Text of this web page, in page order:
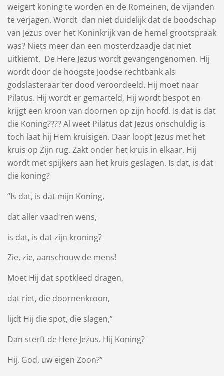
weigert koning te worden en de Romeinen, de vijanden
te verjagen. Wordt dan niet duidelijk dat de boodschap
van Jezus over het Koninkrijk van de hemel grootspraak
was? Niets meer dan een mosterdzaadje dat niet
uitkiemt. De Here Jezus wordt gevangengenomen. Hij
wordt door de hoogste Joodse rechtbank als
godslasteraar ter dood veroordeeld. Hij moet naar
Pilatus. Hij wordt er gemarteld, Hij wordt bespot en
krijgt een kroon van doornen op zijn hoofd. Is dat is dat
die Koning???? Al weet Pilatus dat Jezus onschuldig is
toch laat hij Hem kruisigen. Daar loopt Jezus met het
kruis op Zijn rug. Zakt onder het kruis in elkaar. Hij
wordt met spijkers aan het kruis geslagen. Is dat, is dat
die koning?
“Is dat, is dat mijn Koning,
dat aller vaad'ren wens,
is dat, is dat zijn kroning?
Zie, zie, aanschouw de mens!
Moet Hij dat spotkleed dragen,
dat riet, die doornenkroon,
lijdt Hij die spot, die slagen,”
Dan sterft de Here Jezus. Hij Koning?
Hij, God, uw eigen Zoon?”